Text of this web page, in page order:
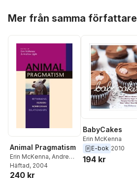
Mer från samma författare
Animal Pragmatism
Erin McKenna, Andrew
Light
Häftad, 2004
240 kr
BabyCakes
Erin McKenna
E-bok 2010
194 kr